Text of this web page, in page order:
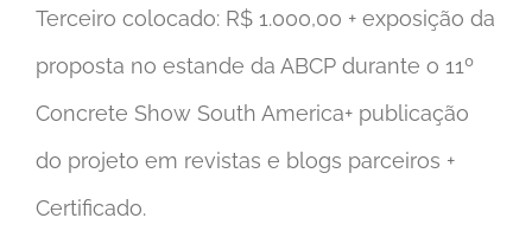
Terceiro colocado: R$ 1.000,00 + exposição da
proposta no estande da ABCP durante o 11º
Concrete Show South America+ publicação
do projeto em revistas e blogs parceiros +
Certificado.